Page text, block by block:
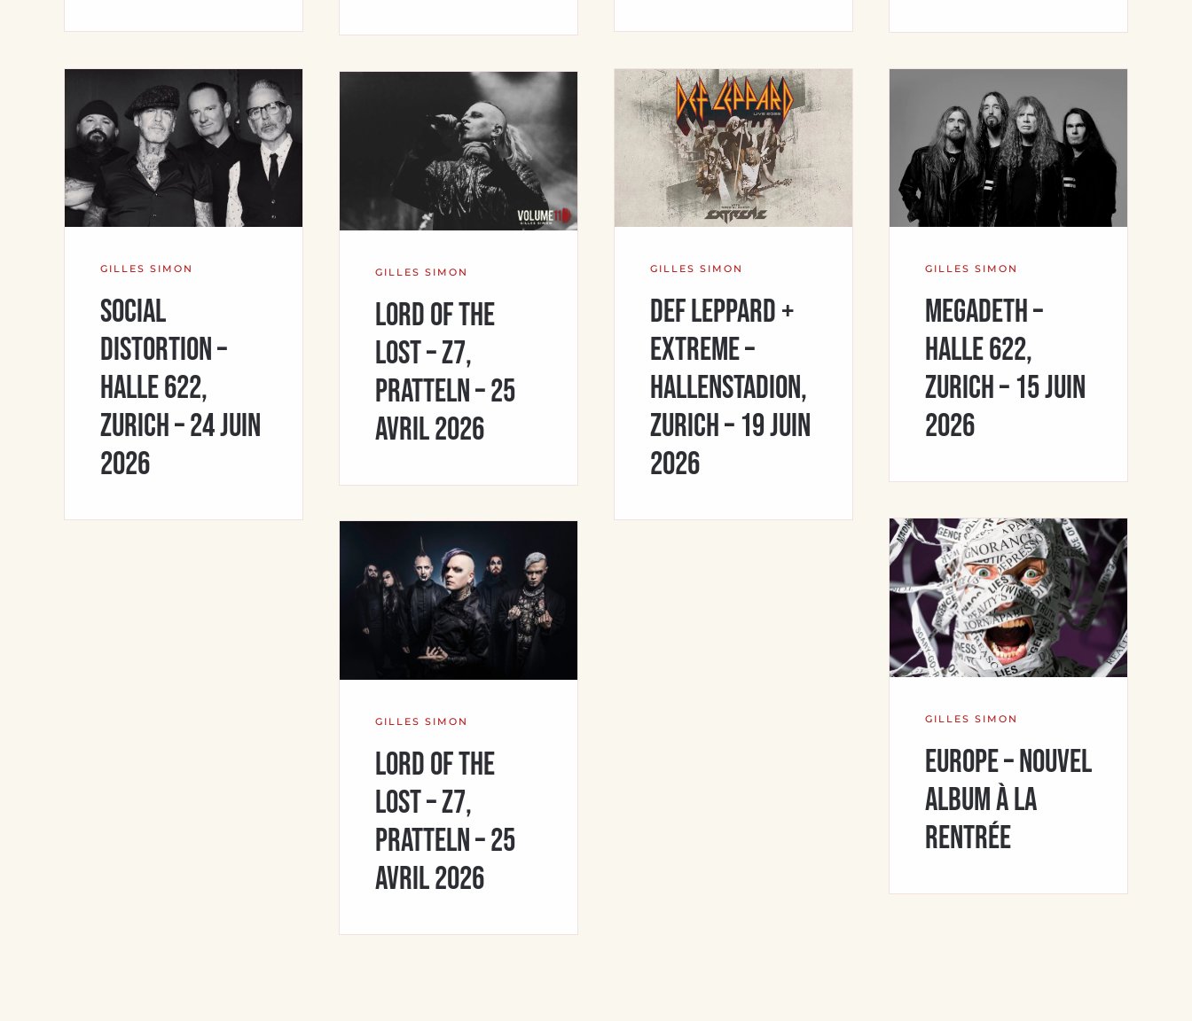
GILLES SIMON
Social
Distortion –
Halle 622,
Zurich – 24 juin
2026
GILLES SIMON
Def Leppard +
Extreme –
Hallenstadion,
Zurich – 19 juin
2026
GILLES SIMON
Megadeth –
Halle 622,
Zurich – 15 juin
2026
GILLES SIMON
Lord Of The
Lost – Z7,
Pratteln – 25
avril 2026
GILLES SIMON
Europe – Nouvel
album à la
rentrée
GILLES SIMON
Lord Of The
Lost – Z7,
Pratteln – 25
avril 2026